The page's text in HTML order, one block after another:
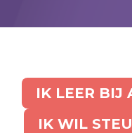
IK LEER BIJ
IK WIL